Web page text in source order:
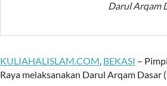
Darul Arqam
KULIAHALISLAM.COM, BEKASI –
Raya melaksanakan Darul Arqam